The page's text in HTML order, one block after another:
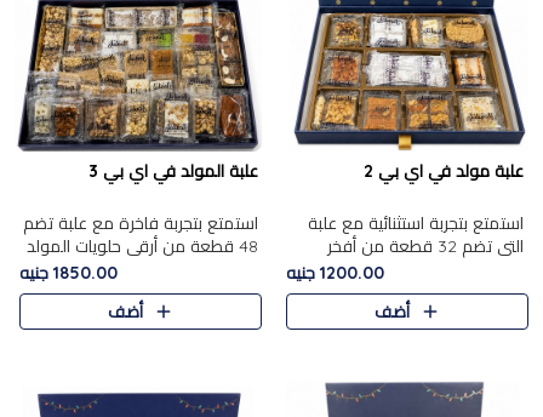
علبة مولد في اي بي 2
استمتع بتجربة استثنائية مع علبة
التي تضم 32 قطعة من أفخر
حلويات المولد الشرقية، في تشكيلة
تجمع بين الأصالة والاختيارات
الفاخرة. تحتوي العلبة..
1200.00 جنيه
أضف
علبة المولد في اي بي 3
استمتع بتجربة فاخرة مع علبة تضم
48 قطعة من أرقى حلويات المولد
الشرقية، في تشكيلة تجمع بين
الأصناف التقليدية الفاخرة والاختيارات
1850.00 جنيه
أضف